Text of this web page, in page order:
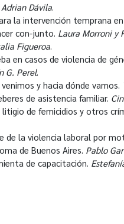
Adrian Dávila
la intervención temprana
con-junto. Laura Morroni y
Figueroa
en casos de violencia de
G. Perel.
y hacia dónde vamos.
de asistencia familiar.
de femicidios y otros
de la violencia laboral por
de Buenos Aires. Pablo
de capacitación.